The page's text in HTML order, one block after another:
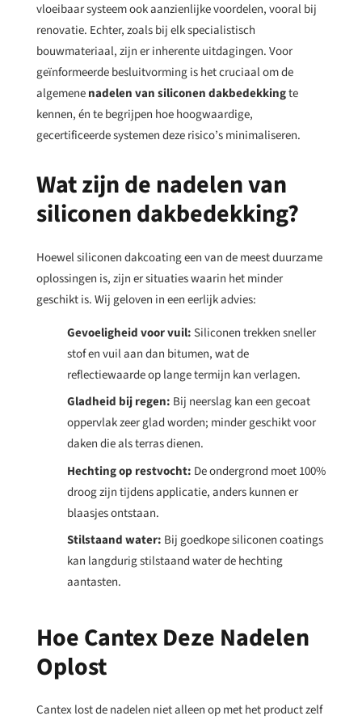
vloeibaar systeem ook aanzienlijke voordelen, vooral bij
renovatie. Echter, zoals bij elk specialistisch
bouwmateriaal, zijn er inherente uitdagingen. Voor
geïnformeerde besluitvorming is het cruciaal om de
algemenenadelen van siliconen dakbedekkingte
kennen, én te begrijpen hoe hoogwaardige,
gecertificeerde systemen deze risico’s minimaliseren.
Wat zijn de nadelen van
siliconen dakbedekking?
Hoewel siliconen dakcoating een van de meest duurzame
oplossingen is, zijn er situaties waarin het minder
geschikt is. Wij geloven in een eerlijk advies:
Gevoeligheid voor vuil:Siliconen trekken sneller
stof en vuil aan dan bitumen, wat de
reflectiewaarde op lange termijn kan verlagen.
Gladheid bij regen: Bij neerslag kan een gecoat
oppervlak zeer glad worden; minder geschikt voor
daken die als terras dienen.
Hechting op restvocht: De ondergrond moet 100%
droog zijn tijdens applicatie, anders kunnen er
blaasjes ontstaan.
Stilstaand water: Bij goedkope siliconen coatings
kan langdurig stilstaand water de hechting
aantasten.
Hoe Cantex Deze Nadelen
Oplost
Cantex lost de nadelen niet alleen op met het product zelf